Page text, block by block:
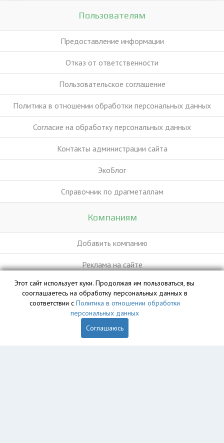
Пользователям
Предоставление информации
Отказ от ответственности
Пользовательское соглашение
Политика в отношении обработки персональных данных
Согласие на обработку персональных данных
Контакты администрации сайта
ЭкоБлог
Справочник по драгметаллам
Компаниям
Добавить компанию
Реклама на сайте
База данных сайта vyvoz.org является интеллектуальной
собственностью ООО «Профит» и охраняется законом.
Этот сайт использует куки. Продолжая им пользоваться, вы
сооглашаетесь на обработку персональных данных в
соответствии с Политика в отношении обработки
персональных данных
Соглашаюсь